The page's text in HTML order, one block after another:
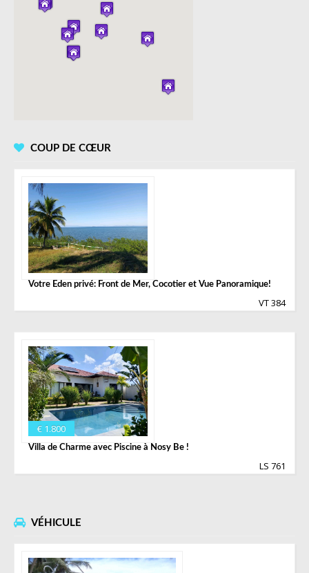
COUP DE CŒUR
Votre Eden privé: Front de Mer, Cocotier et Vue Panoramique!
VT 384
€ 1.800
Villa de Charme avec Piscine à Nosy Be !
LS 761
VÉHICULE